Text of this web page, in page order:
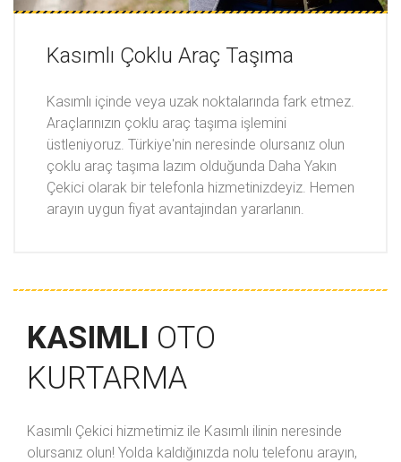
Kasımlı Çoklu Araç Taşıma
Kasımlı içinde veya uzak noktalarında fark etmez.
Araçlarınızın çoklu araç taşıma işlemini
üstleniyoruz. Türkiye'nin neresinde olursanız olun
çoklu araç taşıma lazım olduğunda Daha Yakın
Çekici olarak bir telefonla hizmetinizdeyiz. Hemen
arayın uygun fiyat avantajından yararlanın.
KASIMLI OTO
KURTARMA
Kasımlı Çekici hizmetimiz ile Kasımlı ilinin neresinde
olursanız olun! Yolda kaldığınızda nolu telefonu arayın,